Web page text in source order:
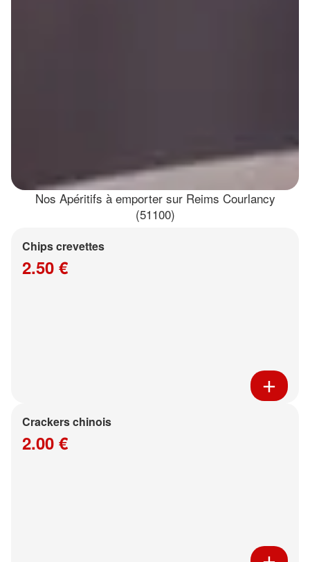
Nos Apéritifs à emporter sur Reims Courlancy
(51100)
Chips crevettes
2.50 €
Crackers chinois
2.00 €